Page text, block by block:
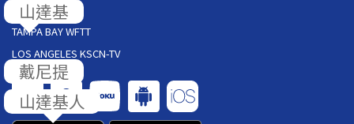
AT&T U-VERSE
TAMPA BAY WFTT
LOS ANGELES KSCN-TV